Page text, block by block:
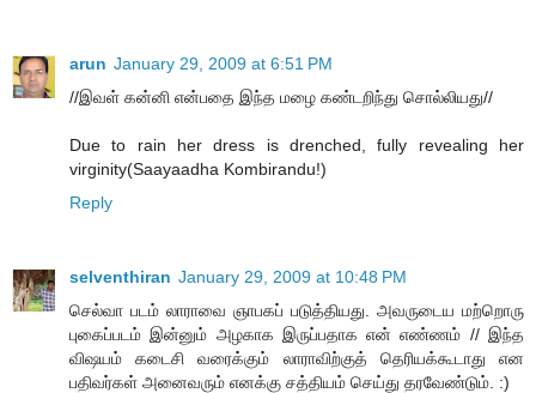
arun January 29, 2009 at 6:51 PM
//இவள் கன்னி என்பதை இந்த மழை கண்டறிந்து சொல்லியது//
Due to rain her dress is drenched, fully revealing her
virginity(Saayaadha Kombirandu!)
Reply
selventhiran January 29, 2009 at 10:48 PM
செல்வா படம் லாராவை ஞாபகப் படுத்தியது. அவருடைய மற்றொரு
புகைப்படம் இன்னும் அழகாக இருப்பதாக என் எண்ணம் // இந்த
விஷயம் கடைசி வரைக்கும் லாராவிற்குத் தெரியக்கூடாது என
பதிவர்கள் அனைவரும் எனக்கு சத்தியம் செய்து தரவேண்டும். :)